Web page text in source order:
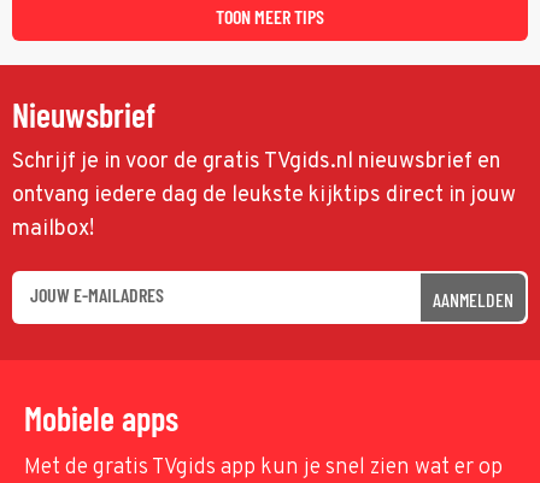
TOON MEER TIPS
Nieuwsbrief
Schrijf je in voor de gratis TVgids.nl nieuwsbrief en
ontvang iedere dag de leukste kijktips direct in jouw
mailbox!
AANMELDEN
Mobiele apps
Met de gratis TVgids app kun je snel zien wat er op